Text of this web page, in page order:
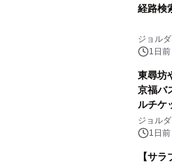
経路検
ジョル
1日前
東尋坊
京福バ
ルチケ
ジョル
1日前
【サ